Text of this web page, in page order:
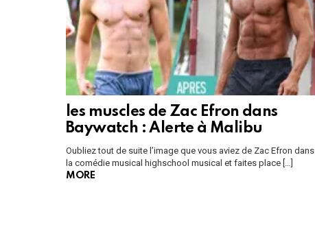
les muscles de Zac Efron dans
Baywatch : Alerte à Malibu
Oubliez tout de suite l’image que vous aviez de Zac Efron dans
la comédie musical highschool musical et faites place […]
MORE